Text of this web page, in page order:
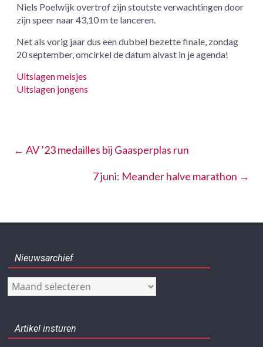
Niels Poelwijk overtrof zijn stoutste verwachtingen door
zijn speer naar 43,10 m te lanceren.
Net als vorig jaar dus een dubbel bezette finale, zondag
20 september, omcirkel de datum alvast in je agenda!
Uitslagen meisjes
Uitslagen jongens
← AV ’23 medailles bij Gaasperplas run
7 juni: Meander halve marathon →
Nieuwsarchief
Nieuwsarchief
Artikel insturen